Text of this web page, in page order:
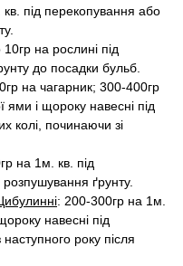
під перекопування або
на рослині під
до посадки бульб.
на чагарник; 300-400гр
ями і щороку навесні під
колі, починаючи зі
на 1м. кв. під
ґрунту.
: 200-300гр на 1м.
навесні під
року після